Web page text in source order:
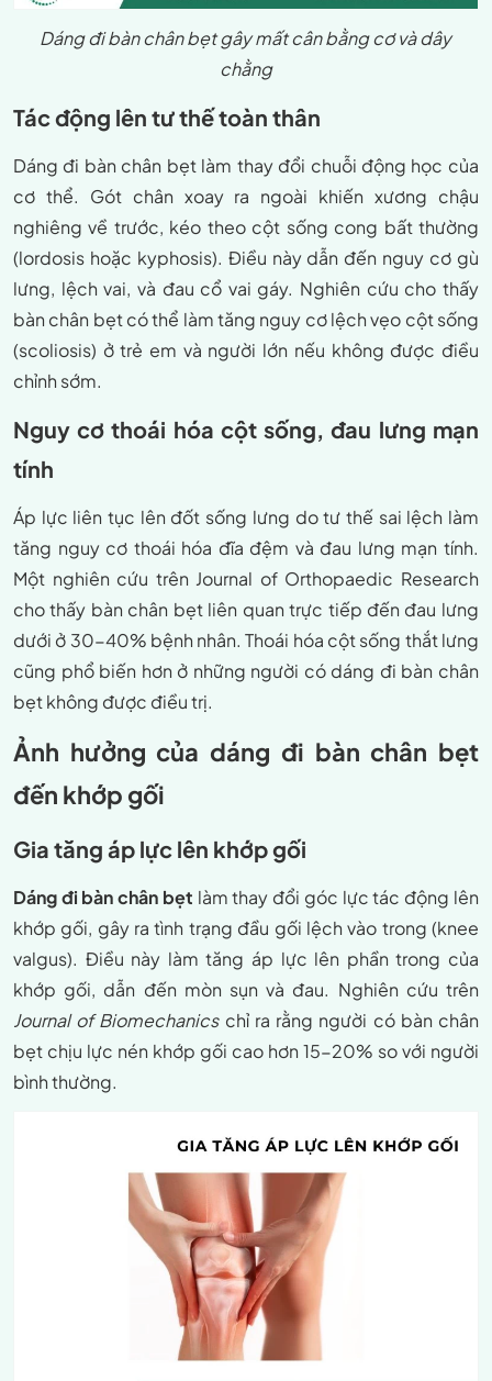
Dáng đi bàn chân bẹt gây mất cân bằng cơ và dây
chằng
Tác động lên tư thế toàn thân
Dáng đi bàn chân bẹt làm thay đổi chuỗi động học của
cơ thể. Gót chân xoay ra ngoài khiến xương chậu
nghiêng về trước, kéo theo cột sống cong bất thường
(lordosis hoặc kyphosis). Điều này dẫn đến nguy cơ gù
lưng, lệch vai, và đau cổ vai gáy. Nghiên cứu cho thấy
bàn chân bẹt có thể làm tăng nguy cơ lệch vẹo cột sống
(scoliosis) ở trẻ em và người lớn nếu không được điều
chỉnh sớm.
Nguy cơ thoái hóa cột sống, đau lưng mạn
tính
Áp lực liên tục lên đốt sống lưng do tư thế sai lệch làm
tăng nguy cơ thoái hóa đĩa đệm và đau lưng mạn tính.
Một nghiên cứu trên Journal of Orthopaedic Research
cho thấy bàn chân bẹt liên quan trực tiếp đến đau lưng
dưới ở 30-40% bệnh nhân. Thoái hóa cột sống thắt lưng
cũng phổ biến hơn ở những người có dáng đi bàn chân
bẹt không được điều trị.
Ảnh hưởng của dáng đi bàn chân bẹt
đến khớp gối
Gia tăng áp lực lên khớp gối
Dáng đi bàn chân bẹt làm thay đổi góc lực tác động lên
khớp gối, gây ra tình trạng đầu gối lệch vào trong (knee
valgus). Điều này làm tăng áp lực lên phần trong của
khớp gối, dẫn đến mòn sụn và đau. Nghiên cứu trên
Journal of Biomechanicschỉ ra rằng người có bàn chân
bẹt chịu lực nén khớp gối cao hơn 15-20% so với người
bình thường.